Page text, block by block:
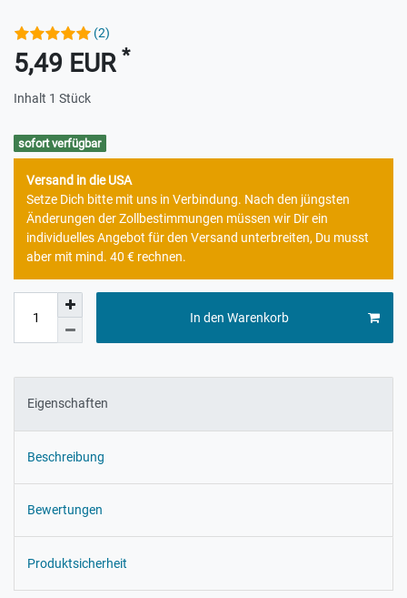
(2)
5,49 EUR *
Inhalt 1 Stück
sofort verfügbar
Versand in die USA
Setze Dich bitte mit uns in Verbindung. Nach den jüngsten
Änderungen der Zollbestimmungen müssen wir Dir ein
individuelles Angebot für den Versand unterbreiten, Du musst
aber mit mind. 40 € rechnen.
In den Warenkorb
Eigenschaften
Beschreibung
Bewertungen
Produktsicherheit